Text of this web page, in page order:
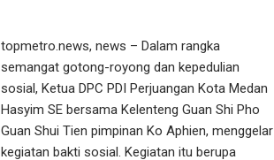
topmetro.news, news – Dalam rangka
semangat gotong-royong dan kepedulian
sosial, Ketua DPC PDI Perjuangan Kota Medan
Hasyim SE bersama Kelenteng Guan Shi Pho
Guan Shui Tien pimpinan Ko Aphien, menggelar
kegiatan bakti sosial. Kegiatan itu berupa